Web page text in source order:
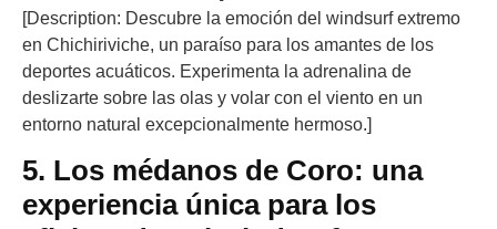
[Description: Descubre la emoción del windsurf extremo
en Chichiriviche, un paraíso para los amantes de los
deportes acuáticos. Experimenta la adrenalina de
deslizarte sobre las olas y volar con el viento en un
entorno natural excepcionalmente hermoso.]
5. Los médanos de Coro: una
experiencia única para los